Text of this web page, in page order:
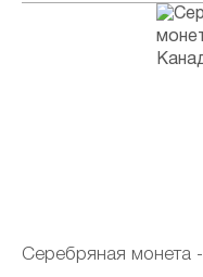
Серебряная монета